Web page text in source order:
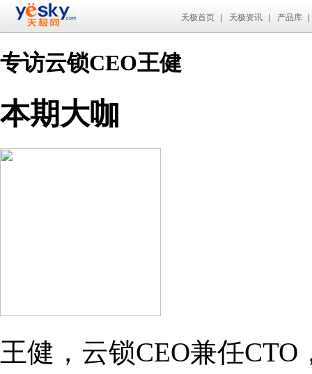
天极首页 天极资讯 产品库
专访云锁CEO王健
本期大咖
王健，云锁CEO兼任